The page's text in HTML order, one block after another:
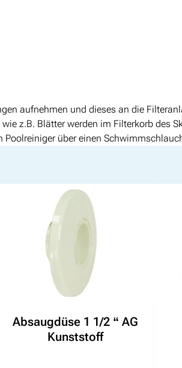
aufnehmen und dieses an die
z.B. Blätter werden im Filterkorb des
über einen
Absaugdüse 1 1/2 “ AG
Kunststoff